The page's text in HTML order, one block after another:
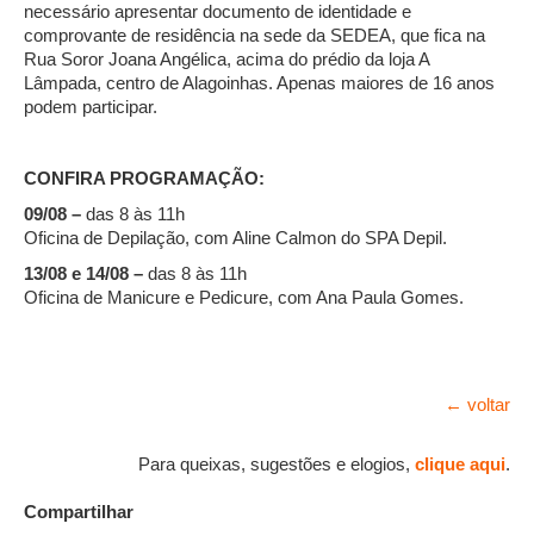
necessário apresentar documento de identidade e
comprovante de residência na sede da SEDEA, que fica na
Rua Soror Joana Angélica, acima do prédio da loja A
Lâmpada, centro de Alagoinhas. Apenas maiores de 16 anos
podem participar.
CONFIRA PROGRAMAÇÃO:
09/08 – das 8 às 11h
Oficina de Depilação, com Aline Calmon do SPA Depil.
13/08 e 14/08 – das 8 às 11h
Oficina de Manicure e Pedicure, com Ana Paula Gomes.
← voltar
Para queixas, sugestões e elogios, clique aqui.
Compartilhar